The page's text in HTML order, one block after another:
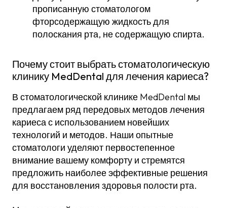
прописанную стоматологом
фторсодержащую жидкость для
полоскания рта, не содержащую спирта.
Почему стоит выбрать стоматологическую
клинику MedDental для лечения кариеса?
В стоматологической клинике MedDental мы
предлагаем ряд передовых методов лечения
кариеса с использованием новейших
технологий и методов. Наши опытные
стоматологи уделяют первостепенное
внимание вашему комфорту и стремятся
предложить наиболее эффективные решения
для восстановления здоровья полости рта.